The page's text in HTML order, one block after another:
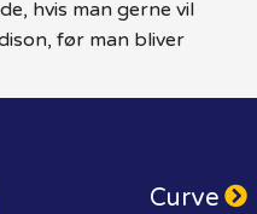
hvis man gerne vil
før man bliver
Curve